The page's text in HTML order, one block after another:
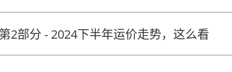
部分 - 2024下半年运价走势，这么看